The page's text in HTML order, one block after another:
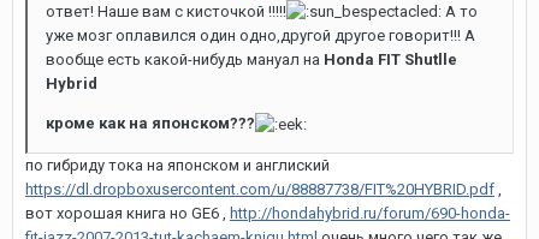
ответ! Наше вам с кисточкой !!!!!
А то
уже мозг оплавился один одно,другой другое говорит!!! А
вообще есть какой-нибудь мануал на Honda FIT Shutlle
Hybrid
кроме как на японском???
по гибриду тока на японском и англиский
https://dl.dropboxusercontent.com/u/88887738/FIT%20HYBRID.pdf
вот хорошая книга но GE6 , http://hondahybrid.ru/forum/690-honda-